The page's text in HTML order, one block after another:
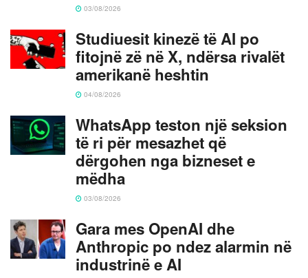
03/08/2026
Studiuesit kinezë të AI po
fitojnë zë në X, ndërsa rivalët
amerikanë heshtin
04/08/2026
WhatsApp teston një seksion
të ri për mesazhet që
dërgohen nga bizneset e
mëdha
03/08/2026
Gara mes OpenAI dhe
Anthropic po ndez alarmin në
industrinë e AI